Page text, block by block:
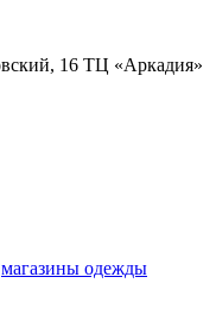
16 ТЦ «Аркадия»
магазины одежды